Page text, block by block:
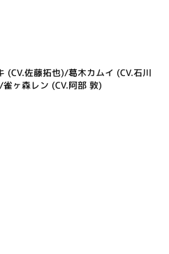
(CV.佐藤拓也)/葛木カムイ (CV.石川
ヶ森レン (CV.阿部 敦)